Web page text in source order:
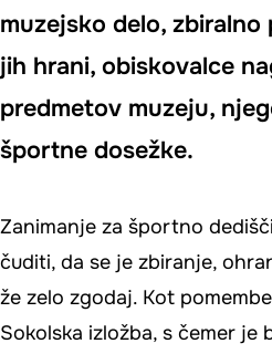
muzejsko delo,
jih hrani, obiskovalce
predmetov muzeju,
športne dosežke.
Zanimanje za športno
čuditi, da se je zbiranje,
že zelo zgodaj. Kot
Sokolska izložba, s čemer